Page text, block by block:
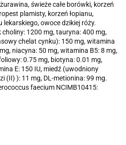
świeże całe borówki, korzeń
plamisty, korzeń łopianu,
lekarskiego, owoce dzikiej róży.
1200 mg, tauryna: 400 mg,
chelat cynku): 150 mg, witamina
niacyna: 50 mg, witamina B5: 8 mg,
0.75 mg, biotyna: 0.01 mg,
E: 150 IU, miedź (uwodniony
(II) ): 11 mg, DL-metionina: 99 mg.
faecium NCIMB10415: